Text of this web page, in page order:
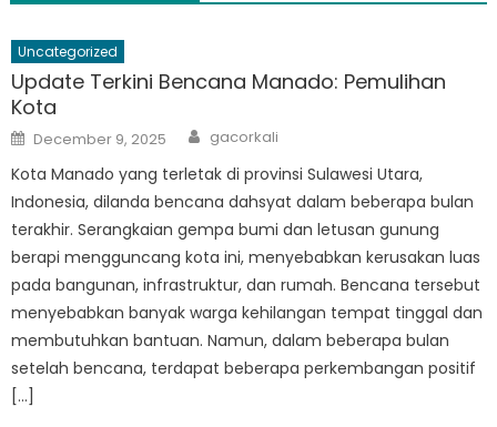
Uncategorized
Update Terkini Bencana Manado: Pemulihan
Kota
Posted
on
December 9, 2025 Author
gacorkali
Kota Manado yang terletak di provinsi Sulawesi Utara,
Indonesia, dilanda bencana dahsyat dalam beberapa bulan
terakhir. Serangkaian gempa bumi dan letusan gunung
berapi mengguncang kota ini, menyebabkan kerusakan luas
pada bangunan, infrastruktur, dan rumah. Bencana tersebut
menyebabkan banyak warga kehilangan tempat tinggal dan
membutuhkan bantuan. Namun, dalam beberapa bulan
setelah bencana, terdapat beberapa perkembangan positif
[…]